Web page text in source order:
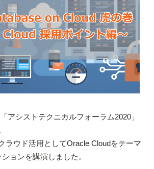
アシストテクニカルフォーラム2020」
ラウド活用としてOracle Cloudをテーマ
ョンを講演しました。